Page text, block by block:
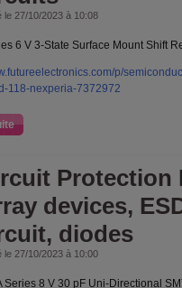
le 27/10/2023 à 10:08
6 V 3-State Surface Mount Shift
p/
118-nexperia-7372972
Protection
devices,
diodes
le 27/10/2023 à 10:00
Series 8 V 30 pF Uni-Directional